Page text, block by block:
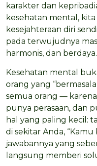
karakter dan
kesehatan mental,
kesejahteraan diri
pada terwujudnya
harmonis, dan
Kesehatan mental
orang yang
semua orang —
punya perasaan, dan
hal yang paling kecil:
di sekitar Anda,
jawabannya yang
langsung memberi